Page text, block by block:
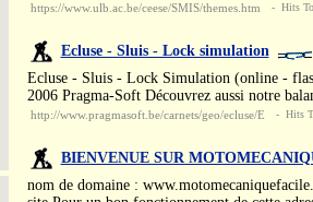
https://www.ulb.ac.be/ceese/SMIS/themes.htm - Hits
Ecluse - Sluis - Lock simulation
Ecluse - Sluis - Lock Simulation (online -
2006 Pragma-Soft Découvrez aussi notre
http://www.pragmasoft.be/carnets/geo/ecluse/E - Hits
BIENVENUE SUR
nom de domaine :